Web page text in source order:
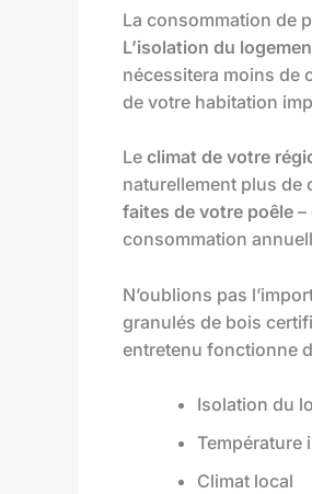
La consommation de
L’isolation du
nécessitera moins de
de votre habitation
Le climat de votre
naturellement plus de
faites de votre poêle –
consommation
N’oublions pas
granulés de bois
entretenu fonctionne
Isolation du
Température
Climat local